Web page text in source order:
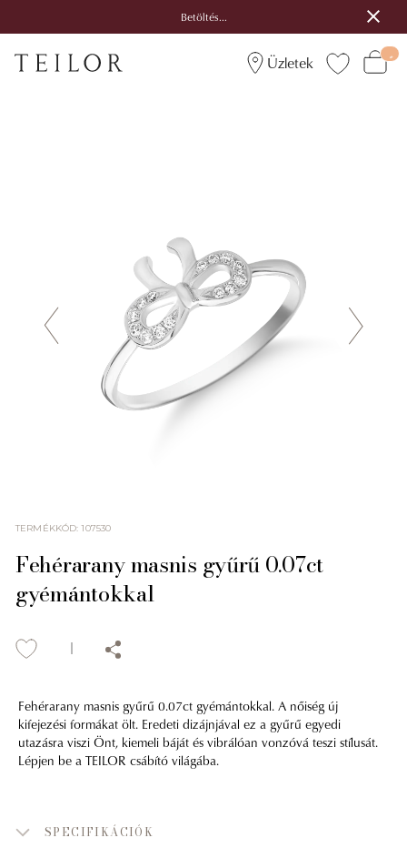
Betöltés...
Üzletek
TERMÉKKÓD:107530
Fehérarany masnis gyűrű 0.07ct
gyémántokkal
Fehérarany masnis gyűrű 0.07ct gyémántokkal. A nőiség új
kifejezési formákat ölt. Eredeti dizájnjával ez a gyűrű egyedi
utazásra viszi Önt, kiemeli báját és vibrálóan vonzóvá teszi stílusát.
Lépjen be a TEILOR csábító világába.
SPECIFIKÁCIÓK